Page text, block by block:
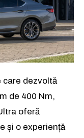
care dezvoltă
de 400 Nm,
oferă
și o experiență